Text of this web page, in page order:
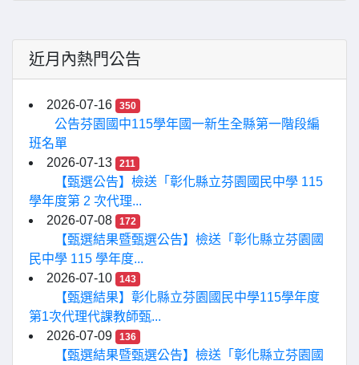
近月內熱門公告
2026-07-16 350
公告芬園國中115學年國一新生全縣第一階段編
班名單
2026-07-13
211
【甄選公告】檢送「彰化縣立芬園國民中學 115
學年度第 2 次代理...
2026-07-08
172
【甄選結果暨甄選公告】檢送「彰化縣立芬園國
民中學 115 學年度...
2026-07-10
143
【甄選結果】彰化縣立芬園國民中學115學年度
第1次代理代課教師甄...
2026-07-09
136
【甄選結果暨甄選公告】檢送「彰化縣立芬園國